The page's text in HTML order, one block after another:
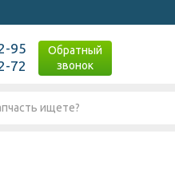
95
72
Обратный
звонок